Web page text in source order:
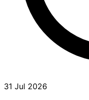
31 Jul 2026